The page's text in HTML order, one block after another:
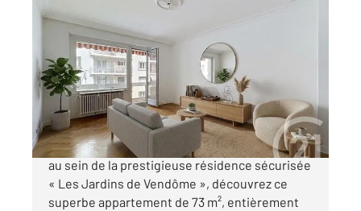
LYON 69006
73,02 m2, 3 pièces
Ref : 745
Appartement T3 à vendre
480 000 €
Secteur Parc de la Tête d'Or - Lyon 6ème Situé
au sein de la prestigieuse résidence sécurisée
« Les Jardins de Vendôme », découvrez ce
superbe appartement de 73 m², entièrement